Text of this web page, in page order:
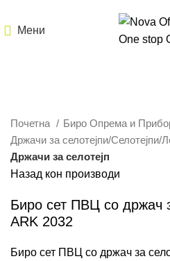
Мени
Почетна
Биро Опрема и
Држачи за селотејпи/Селотејпи/
Држачи за селотејп
Назад кон производи
Биро сет ПВЦ со држач
ARK 2032
Биро сет ПВЦ со држач за